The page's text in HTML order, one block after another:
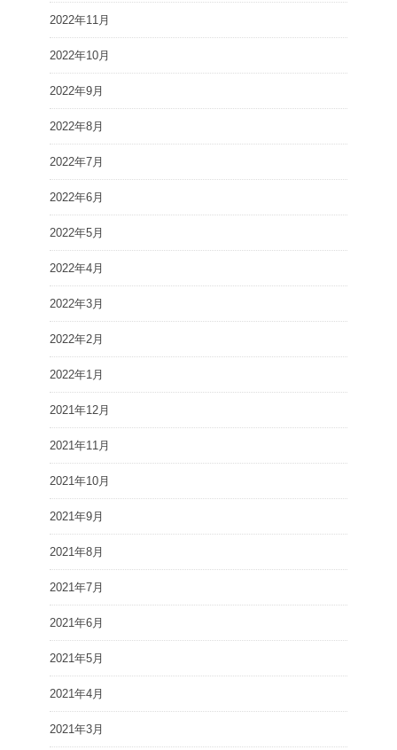
2022年11月
2022年10月
2022年9月
2022年8月
2022年7月
2022年6月
2022年5月
2022年4月
2022年3月
2022年2月
2022年1月
2021年12月
2021年11月
2021年10月
2021年9月
2021年8月
2021年7月
2021年6月
2021年5月
2021年4月
2021年3月